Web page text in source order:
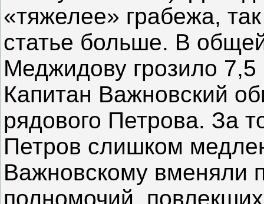
«тяжелее» грабежа,
статье больше. В
Меджидову грозило 7,5
Капитан Важновский
рядового Петрова. За
Петров слишком
Важновскому вменяли
полномочий,